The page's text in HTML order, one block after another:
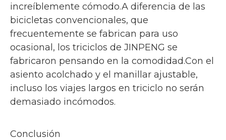
increíblemente cómodo.A diferencia de las
bicicletas convencionales, que
frecuentemente se fabrican para uso
ocasional, los triciclos de JINPENG se
fabricaron pensando en la comodidad.Con el
asiento acolchado y el manillar ajustable,
incluso los viajes largos en triciclo no serán
demasiado incómodos.
Conclusión